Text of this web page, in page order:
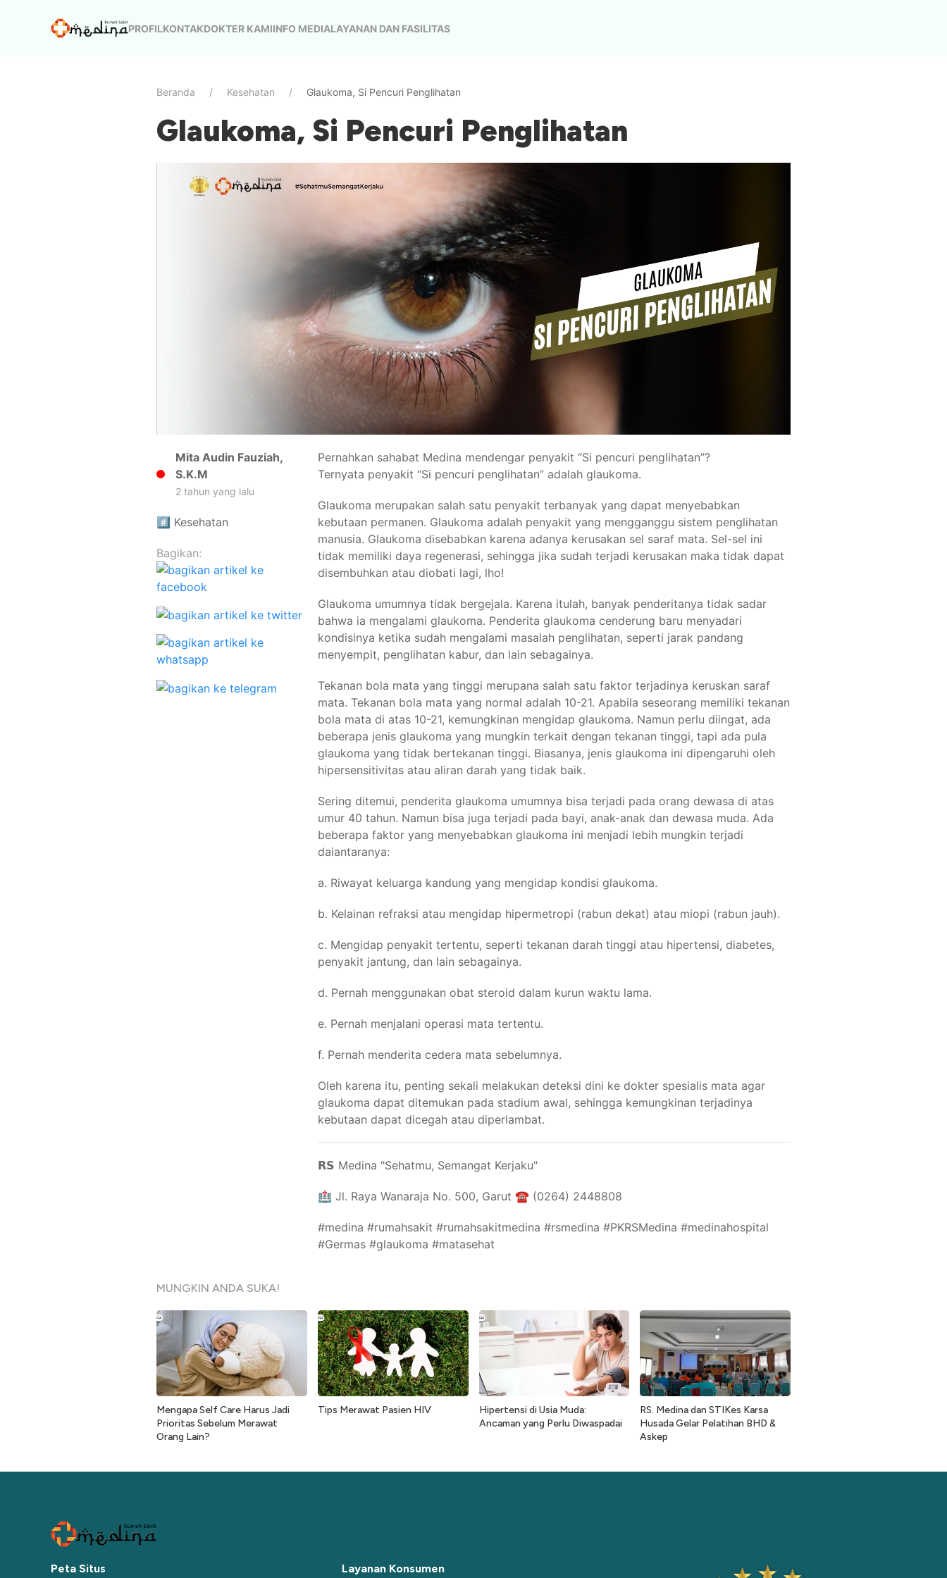
PROFILKONTAKDOKTER KAMIINFO MEDIALAYANAN DAN FASILITAS
Beranda Kesehatan Glaukoma, Si Pencuri Penglihatan
Glaukoma, Si Pencuri Penglihatan
Mita Audin Fauziah,
S.K.M
2 tahun yang lalu
#️⃣ Kesehatan
Bagikan:
Pernahkan sahabat Medina mendengar penyakit “Si pencuri penglihatan”?
Ternyata penyakit “Si pencuri penglihatan” adalah glaukoma.
Glaukoma merupakan salah satu penyakit terbanyak yang dapat menyebabkan
kebutaan permanen. Glaukoma adalah penyakit yang mengganggu sistem penglihatan
manusia. Glaukoma disebabkan karena adanya kerusakan sel saraf mata. Sel-sel ini
tidak memiliki daya regenerasi, sehingga jika sudah terjadi kerusakan maka tidak dapat
disembuhkan atau diobati lagi, lho!
Glaukoma umumnya tidak bergejala. Karena itulah, banyak penderitanya tidak sadar
bahwa ia mengalami glaukoma. Penderita glaukoma cenderung baru menyadari
kondisinya ketika sudah mengalami masalah penglihatan, seperti jarak pandang
menyempit, penglihatan kabur, dan lain sebagainya.
Tekanan bola mata yang tinggi merupana salah satu faktor terjadinya keruskan saraf
mata. Tekanan bola mata yang normal adalah 10-21. Apabila seseorang memiliki tekanan
bola mata di atas 10-21, kemungkinan mengidap glaukoma. Namun perlu diingat, ada
beberapa jenis glaukoma yang mungkin terkait dengan tekanan tinggi, tapi ada pula
glaukoma yang tidak bertekanan tinggi. Biasanya, jenis glaukoma ini dipengaruhi oleh
hipersensitivitas atau aliran darah yang tidak baik.
Sering ditemui, penderita glaukoma umumnya bisa terjadi pada orang dewasa di atas
umur 40 tahun. Namun bisa juga terjadi pada bayi, anak-anak dan dewasa muda. Ada
beberapa faktor yang menyebabkan glaukoma ini menjadi lebih mungkin terjadi
daiantaranya:
a. Riwayat keluarga kandung yang mengidap kondisi glaukoma.
b. Kelainan refraksi atau mengidap hipermetropi (rabun dekat) atau miopi (rabun jauh).
c. Mengidap penyakit tertentu, seperti tekanan darah tinggi atau hipertensi, diabetes,
penyakit jantung, dan lain sebagainya.
d. Pernah menggunakan obat steroid dalam kurun waktu lama.
e. Pernah menjalani operasi mata tertentu.
f. Pernah menderita cedera mata sebelumnya.
Oleh karena itu, penting sekali melakukan deteksi dini ke dokter spesialis mata agar
glaukoma dapat ditemukan pada stadium awal, sehingga kemungkinan terjadinya
kebutaan dapat dicegah atau diperlambat.
𝗥𝗦 Medina "Sehatmu, Semangat Kerjaku"⁣⁣
🏥 Jl. Raya Wanaraja No. 500, Garut ☎️ (0264) 2448808
#medina #rumahsakit #rumahsakitmedina #rsmedina #PKRSMedina #medinahospital
#Germas #glaukoma #matasehat
MUNGKIN ANDA SUKA!
Mengapa Self Care Harus Jadi
Prioritas Sebelum Merawat
Orang Lain?
Tips Merawat Pasien HIV
Hipertensi di Usia Muda:
Ancaman yang Perlu Diwaspadai
RS. Medina dan STIKes Karsa
Husada Gelar Pelatihan BHD &
Askep
Peta Situs Layanan Konsumen